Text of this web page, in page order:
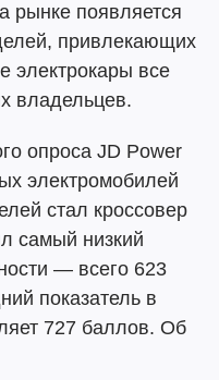
рынке появляется
привлекающих
электрокары все
владельцев.
опроса JD Power
электромобилей
стал кроссовер
самый низкий
— всего 623
показатель в
727 баллов. Об